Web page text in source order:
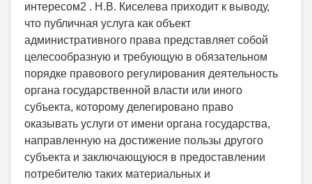
интересом2 . Н.В. Киселева приходит к выводу,
что публичная услуга как объект
административного права представляет собой
целесообразную и требующую в обязательном
порядке правового регулирования деятельность
органа государственной власти или иного
субъекта, которому делегировано право
оказывать услуги от имени органа государства,
направленную на достижение пользы другого
субъекта и заключающуюся в предоставлении
потребителю таких материальных и